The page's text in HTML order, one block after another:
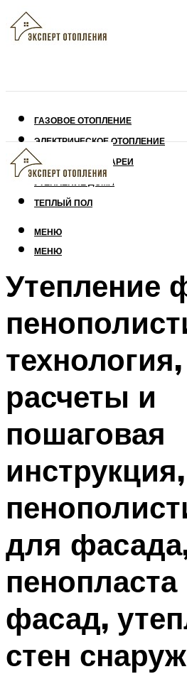
ГАЗОВОЕ ОТОПЛЕНИЕ
ЭЛЕКТРИЧЕСКОЕ ОТОПЛЕНИЕ
СОЛНЕЧНЫЕ БАТАРЕИ
УТЕПЛЕНИЕ ДОМА
ТЕПЛЫЙ ПОЛ
МЕНЮ
МЕНЮ
Утепление
технология,
расчеты и
пошаговая
инструкция,
для
пенопласта
фасад,
стен